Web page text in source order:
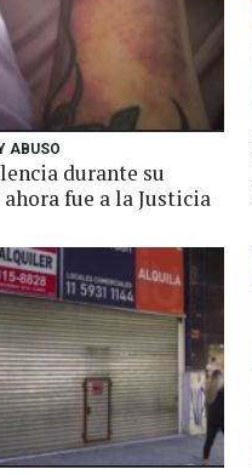
ABUSO
durante su
fue a la Justicia